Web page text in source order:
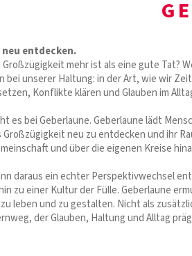
entdecken.
mehr ist als eine gute Tat?
bei unserer Haltung: in der Art, wie wir
Konflikte klären und Glauben im
es bei Geberlaune. Geberlaune lädt
neu zu entdecken und ihr
und über die eigenen Kreise
daraus ein echter Perspektivwechsel
zu einer Kultur der Fülle. Geberlaune
leben und zu gestalten. Nicht als
der Glauben, Haltung und Alltag